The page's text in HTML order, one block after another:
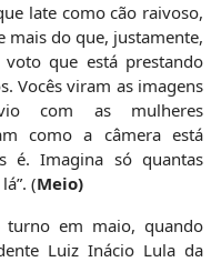
late como cão raivoso,
mais do que, justamente,
que está prestando
Vocês viram as imagens
com as mulheres
como a câmera está
é. Imagina só quantas
(Meio)
turno em maio, quando
Luiz Inácio Lula da